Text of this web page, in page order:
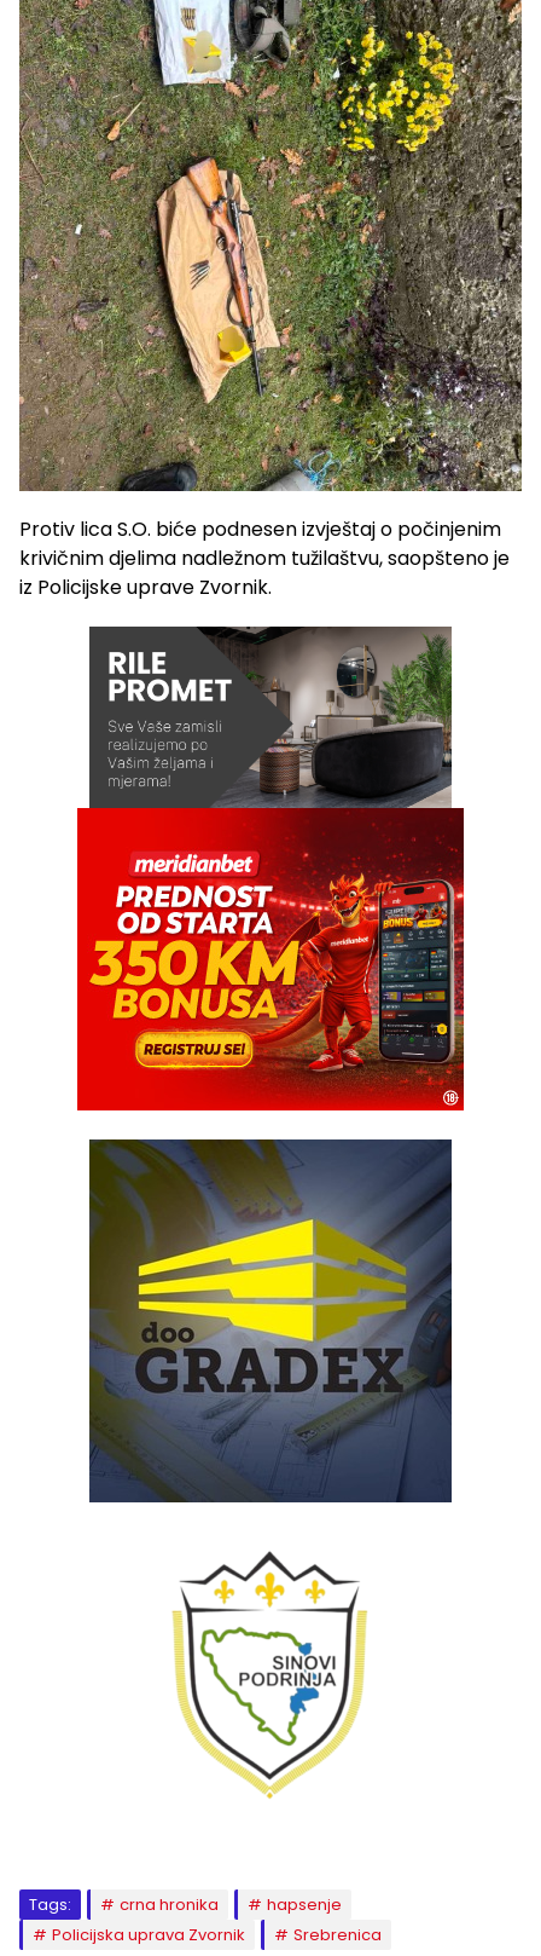
Protiv lica S.O. biće podnesen izvještaj o počinjenim
krivičnim djelima nadležnom tužilaštvu, saopšteno je
iz Policijske uprave Zvornik.
Tags: crna hronika
hapsenje
Policijska uprava Zvornik
Srebrenica